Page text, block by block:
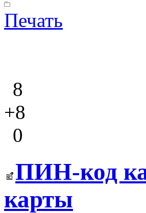
Печать
8
+8
0
ПИН-код
карты